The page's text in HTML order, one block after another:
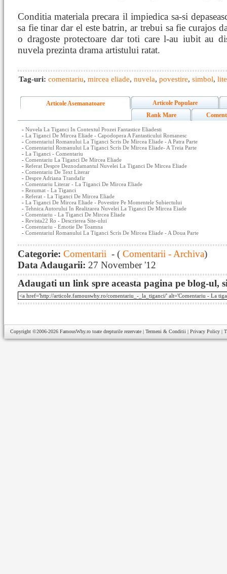
Conditia materiala precara il impiedica sa-si
sa fie tinar dar el este batrin, ar trebui sa fie curajos
o dragoste protectoare dar toti care l-au iubit au
nuvela prezinta drama artistului ratat.
Tag-uri: comentariu, mircea eliade, nuvela, povestire, simbol,
Articole Asemanatoare
Articole Populare
Rank Mare
- Nuvela La Tiganci In Contextul Prozei Fantastice Eliadesti
- La Tiganci De Mircea Eliade - Capodopera A Fantasticului Romanesc
- Comentariul Romanului La Tiganci Scris De Mircea Eliade - A Patra Parte
- Comentariul Romanului La Tiganci Scris De Mircea Eliade- A Treia Parte
- La Tiganci - Comentariu
- Comentariu La Tiganci De Mircea Eliade
- Referat Despre Deznodamantul Nuvelei La Tiganci De Mircea Eliade
- Comentariu De Text Literar
- Despre Adriana Trandafir
- Comentariu Literar - La Tiganci De Mircea Eliade
- Rezumat - La Tiganci
- Referat - La Tiganci De Mircea Eliade
- La Tiganci De Mircea Eliade - Povestire Pe Momentele Subiectului
- Tehnica Autorului In Realizarea Nuvelei La Tiganci De Mircea Eiade
- Comentariu - La Tiganci De Mircea Eliade
- Revista22 Ro - Descrierea Site-ului
- Comentariu - Emotie De Toamna
- Comentariul Romanului La Tiganci Scris De Mircea Eliade - A Doua Parte
Categorie: Comentarii - ( Comentarii - Archiva)
Data Adaugarii: 27 November '12
Adaugati un link spre aceasta pagina pe blog-ul,
Copyright ©2006-2026 FamousWhy.ro toate drepturile rezervate | Termeni & Conditii | Privacy Policy |